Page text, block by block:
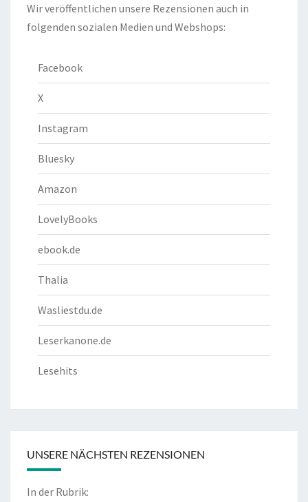
Wir veröffentlichen unsere Rezensionen auch in
folgenden sozialen Medien und Webshops:
Facebook
X
Instagram
Bluesky
Amazon
LovelyBooks
ebook.de
Thalia
Wasliestdu.de
Leserkanone.de
Lesehits
UNSERE NÄCHSTEN REZENSIONEN
In der Rubrik: